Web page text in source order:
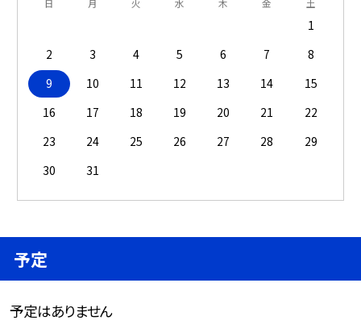
1
2
3 4 5 6 7
8
9
10 11 12 13 14
15
16
17 18 19 20 21
22
23
24 25 26 27 28
29
30
31
予定
予定はありません